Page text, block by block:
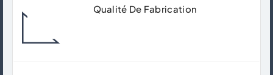
Qualité De Fabrication